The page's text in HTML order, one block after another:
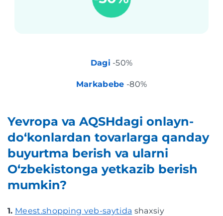
Dagi -50%
Markabebe -80%
Yevropa va AQSHdagi onlayn-
do‘konlardan tovarlarga qanday
buyurtma berish va ularni
O‘zbekistonga yetkazib berish
mumkin?
1. Meest.shopping veb-saytida shaxsiy